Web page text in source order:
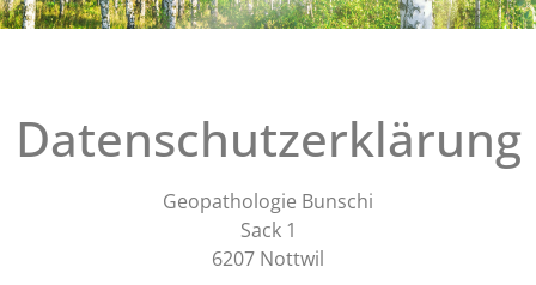
Datenschutzerklärung
Geopathologie Bunschi
Sack 1
6207 Nottwil